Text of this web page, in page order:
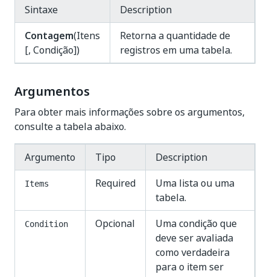
Sintaxe
Description
Contagem(Itens
[, Condição])
Retorna a quantidade de
registros em uma tabela.
Argumentos
Para obter mais informações sobre os argumentos,
consulte a tabela abaixo.
Argumento Tipo Description
Items Required
Uma lista ou uma
tabela.
Condition Opcional
Uma condição que
deve ser avaliada
como verdadeira
para o item ser